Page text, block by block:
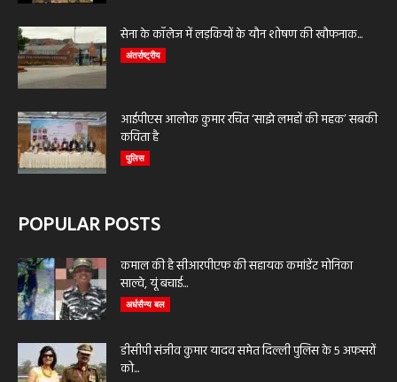
सेना के कॉलेज में लड़कियों के यौन शोषण की खौफनाक...
अंतर्राष्ट्रीय
आईपीएस आलोक कुमार रचित ‘साझे लमहों की महक’ सबकी
कविता है
पुलिस
POPULAR POSTS
कमाल की है सीआरपीएफ की सहायक कमांडेंट मोनिका
साल्वे, यूं बचाई...
अर्धसैन्य बल
डीसीपी संजीव कुमार यादव समेत दिल्ली पुलिस के 5 अफसरों
को...